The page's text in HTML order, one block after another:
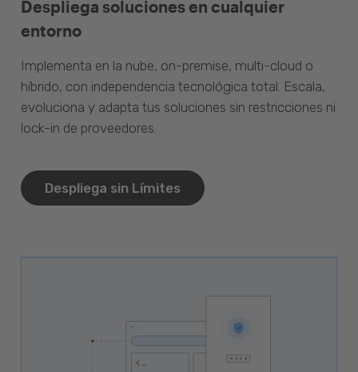
Despliega soluciones en cualquier
entorno
Implementa en la nube, on-premise, multi-cloud o
híbrido, con independencia tecnológica total. Escala,
evoluciona y adapta tus soluciones sin restricciones ni
lock-in de proveedores.
Despliega sin Límites